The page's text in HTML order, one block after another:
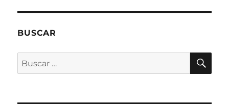
BUSCAR
Buscar
por: